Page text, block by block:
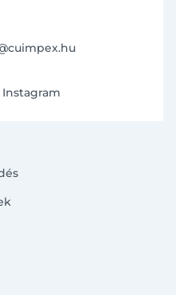
Instagram